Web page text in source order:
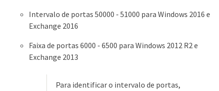
Intervalo de portas 50000 - 51000 para Windows 2016 e
Exchange 2016
Faixa de portas 6000 - 6500 para Windows 2012 R2 e
Exchange 2013
Para identificar o intervalo de portas,